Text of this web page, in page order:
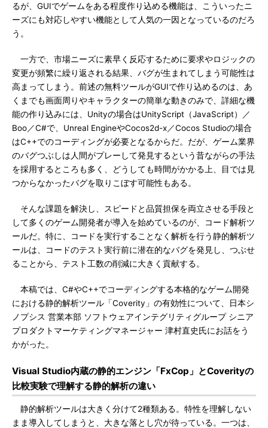
るが、GUIでゲームをある程度作り込める機能は、こういったニ
ーズにも対応しやすい機能として人気の一因となっているのだろ
う。
一方で、市場ニーズに素早く反応するために要求やロジックの
変更が頻繁に繰り返される結果、バグが生まれてしまう可能性は
高まってしまう。前述の無料ツールがGUIで作り込めるのは、あ
くまでも画面周りやキャラクターの簡単な動きのみで、詳細な機
能の作り込みには、Unityの場合はUnityScript（JavaScript）／
Boo／C#で、Unreal EngineやCocos2d-x／Cocos Studioの場合
はC++でのコーディングが必要となるからだ。だが、ゲーム業界
のバグつぶしは人間がプレーして発見するという昔ながらの手法
を採用するところも多く、どうしても時間がかかる上、目では見
つからなかったバグを取りこぼす可能性もある。
そんな課題を解決し、スピードと品質担保を両立させる手段と
して多くのゲーム開発者が導入を始めているのが、コード解析ツ
ールだ。特に、コードを実行することなく解析を行う静的解析ツ
ールは、コードのテスト実行前に潜在的なバグを発見し、つぶせ
ることから、テスト工数の削減に大きく貢献する。
本稿では、C#やC++でコーディングする本格的なゲーム開発
における静的解析ツール「Coverity」の有効性について、日本シ
ノプシス 営業本部 ソフトウェアインテグリティグループ シニア
プロダクトマーケティングマネージャー 津村直史氏にお話をう
かがった。
Visual Studio内蔵の静的エンジン「FxCop」とCoverityの
比較実験で理解する静的解析の違い
静的解析ツールは大きく分けて2種類ある。特性を理解しない
まま導入してしまうと、大きな落とし穴が待っている。一つは、